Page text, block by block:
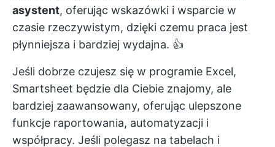
asystent, oferując wskazówki i wsparcie w
czasie rzeczywistym, dzięki czemu praca jest
płynniejsza i bardziej wydajna. 👍
Jeśli dobrze czujesz się w programie Excel,
Smartsheet będzie dla Ciebie znajomy, ale
bardziej zaawansowany, oferując ulepszone
funkcje raportowania, automatyzacji i
współpracy. Jeśli polegasz na tabelach i